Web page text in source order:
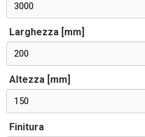
3000
Larghezza [mm]
200
Altezza [mm]
150
Finitura